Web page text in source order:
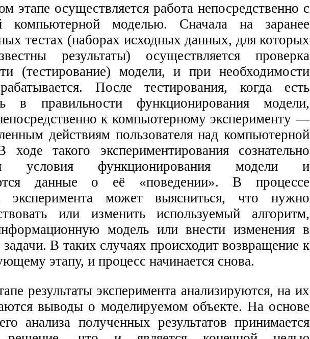
этапе осуществляется работа непосредственно с
компьютерной моделью. Сначала на заранее
тестах (наборах исходных данных, для которых
результаты) осуществляется проверка
(тестирование) модели, и при необходимости
После тестирования, когда есть
в правильности функционирования модели,
к компьютерному эксперименту —
действиям пользователя над компьютерной
такого экспериментирования сознательно
условия функционирования модели и
данные о её «поведении». В процессе
эксперимента может выясниться, что нужно
или изменить используемый алгоритм,
модель или внести изменения в
В таких случаях происходит возвращение к
этапу, и процесс начинается снова.
результаты эксперимента анализируются, на их
выводы о моделируемом объекте. На основе
анализа полученных результатов принимается